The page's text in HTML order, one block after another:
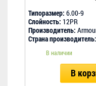
Типоразмер: 6.00-9
Слойность: 12PR
Производитель:
Страна производитель:
В наличии
В